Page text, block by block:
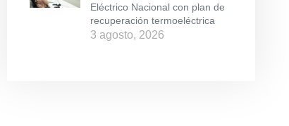
Eléctrico Nacional con plan de
recuperación termoeléctrica
3 agosto, 2026